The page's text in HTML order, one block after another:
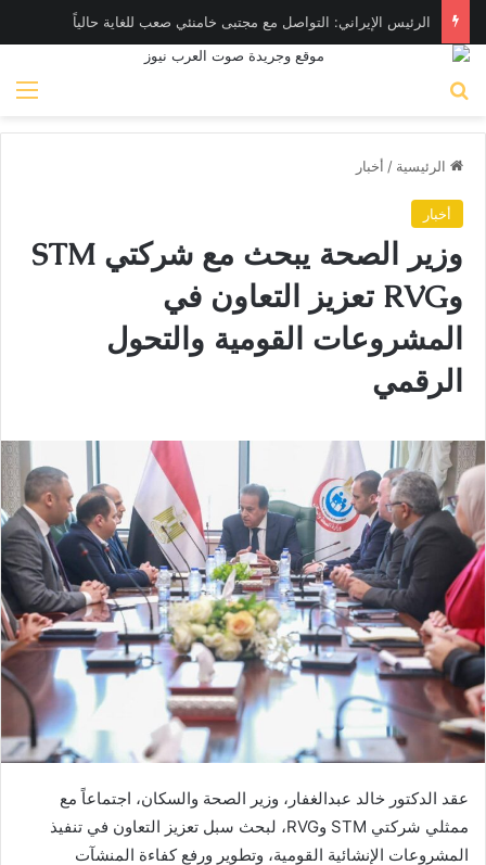
الرئيس الإيراني: التواصل مع مجتبى خامنئي صعب للغاية حالياً
الرئيسية / أخبار
أخبار
وزير الصحة يبحث مع شركتي STM
وRVG تعزيز التعاون في
المشروعات القومية والتحول
الرقمي
عقد الدكتور خالد عبدالغفار، وزير الصحة والسكان، اجتماعاً مع
ممثلي شركتي STM وRVG، لبحث سبل تعزيز التعاون في تنفيذ
المشروعات الإنشائية القومية، وتطوير ورفع كفاءة المنشآت